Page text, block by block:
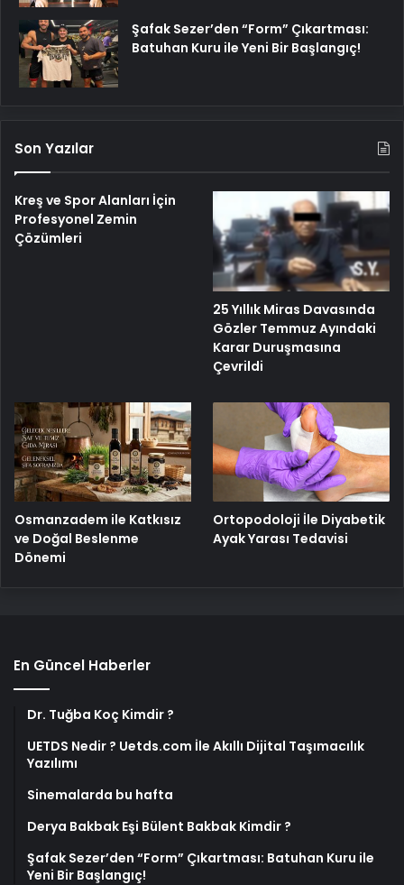
Şafak Sezer’den “Form” Çıkartması:
Batuhan Kuru ile Yeni Bir Başlangıç!
Son Yazılar
Kreş ve Spor Alanları İçin
Profesyonel Zemin
Çözümleri
25 Yıllık Miras Davasında
Gözler Temmuz Ayındaki
Karar Duruşmasına
Çevrildi
Osmanzadem ile Katkısız
ve Doğal Beslenme
Dönemi
Ortopodoloji İle Diyabetik
Ayak Yarası Tedavisi
En Güncel Haberler
Dr. Tuğba Koç Kimdir ?
UETDS Nedir ? Uetds.com İle Akıllı Dijital Taşımacılık
Yazılımı
Sinemalarda bu hafta
Derya Bakbak Eşi Bülent Bakbak Kimdir ?
Şafak Sezer’den “Form” Çıkartması: Batuhan Kuru ile
Yeni Bir Başlangıç!